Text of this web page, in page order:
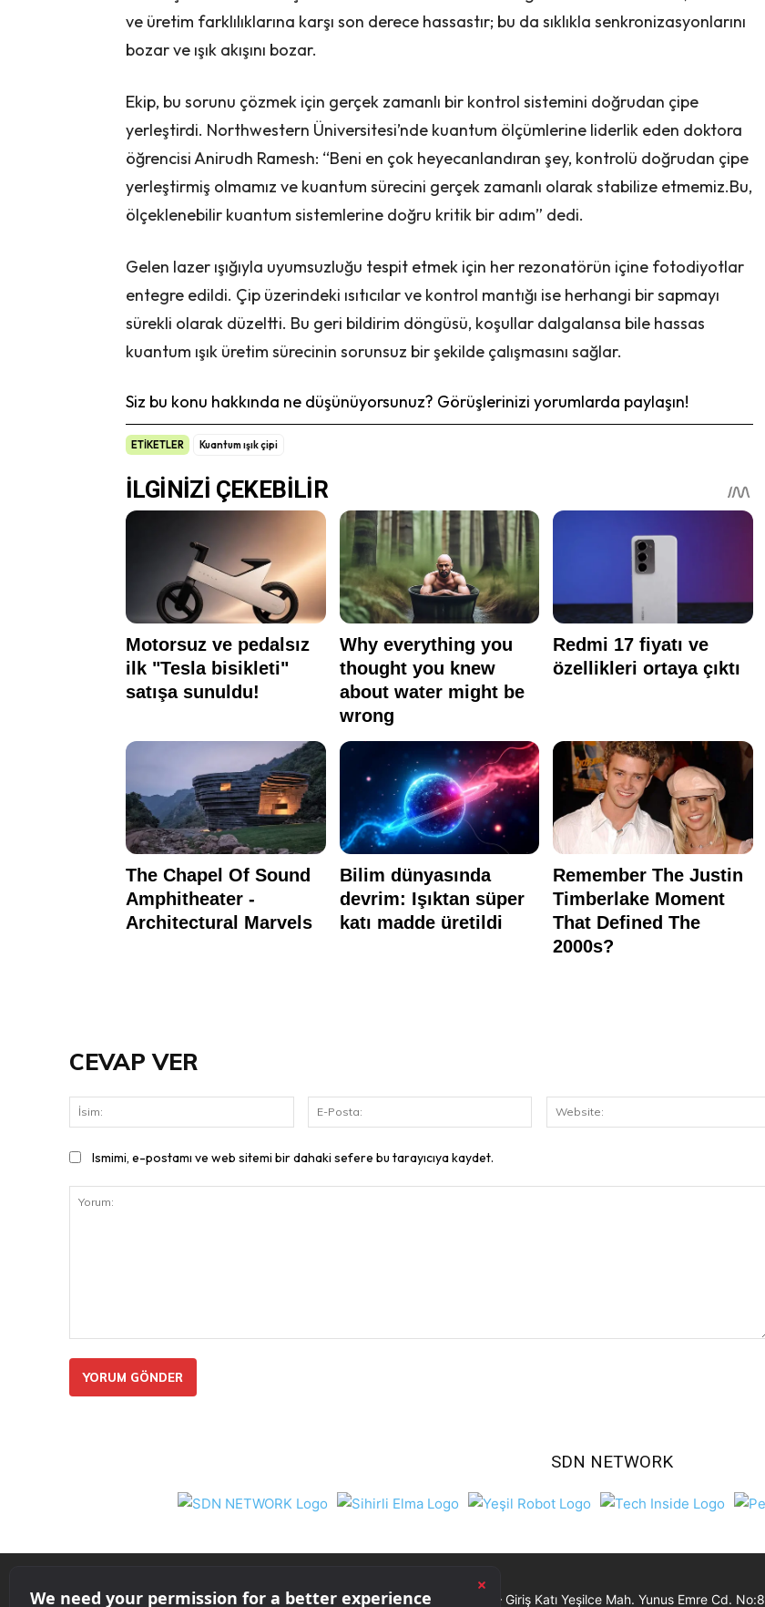
ve üretim farklılıklarına karşı son derece hassastır; bu da sıklıkla senkronizasyonlarını
bozar ve ışık akışını bozar.
Ekip, bu sorunu çözmek için gerçek zamanlı bir kontrol sistemini doğrudan çipe
yerleştirdi. Northwestern Üniversitesi’nde kuantum ölçümlerine liderlik eden doktora
öğrencisi Anirudh Ramesh: “Beni en çok heyecanlandıran şey, kontrolü doğrudan çipe
yerleştirmiş olmamız ve kuantum sürecini gerçek zamanlı olarak stabilize etmemiz.Bu,
ölçeklenebilir kuantum sistemlerine doğru kritik bir adım” dedi.
Gelen lazer ışığıyla uyumsuzluğu tespit etmek için her rezonatörün içine fotodiyotlar
entegre edildi. Çip üzerindeki ısıtıcılar ve kontrol mantığı ise herhangi bir sapmayı
sürekli olarak düzeltti. Bu geri bildirim döngüsü, koşullar dalgalansa bile hassas
kuantum ışık üretim sürecinin sorunsuz bir şekilde çalışmasını sağlar.
Siz bu konu hakkında ne düşünüyorsunuz? Görüşlerinizi yorumlarda paylaşın!
ETİKETLER Kuantum ışık çipi
CEVAP VER
İsim:
Posta:
Ismimi, e-postamı ve web sitemi bir dahaki sefere bu tarayıcıya kaydet.
SDN NETWORK
Nil Ticaret Merkezi – Giriş Katı Yeşilce Mah. Yunus Emre Cd. No:8